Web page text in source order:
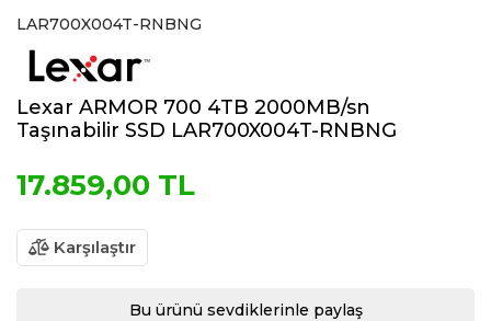
LAR700X004T-RNBNG
Lexar ARMOR 700 4TB 2000MB/sn
Taşınabilir SSD LAR700X004T-RNBNG
17.859,00 TL
Karşılaştır
Bu ürünü sevdiklerinle paylaş